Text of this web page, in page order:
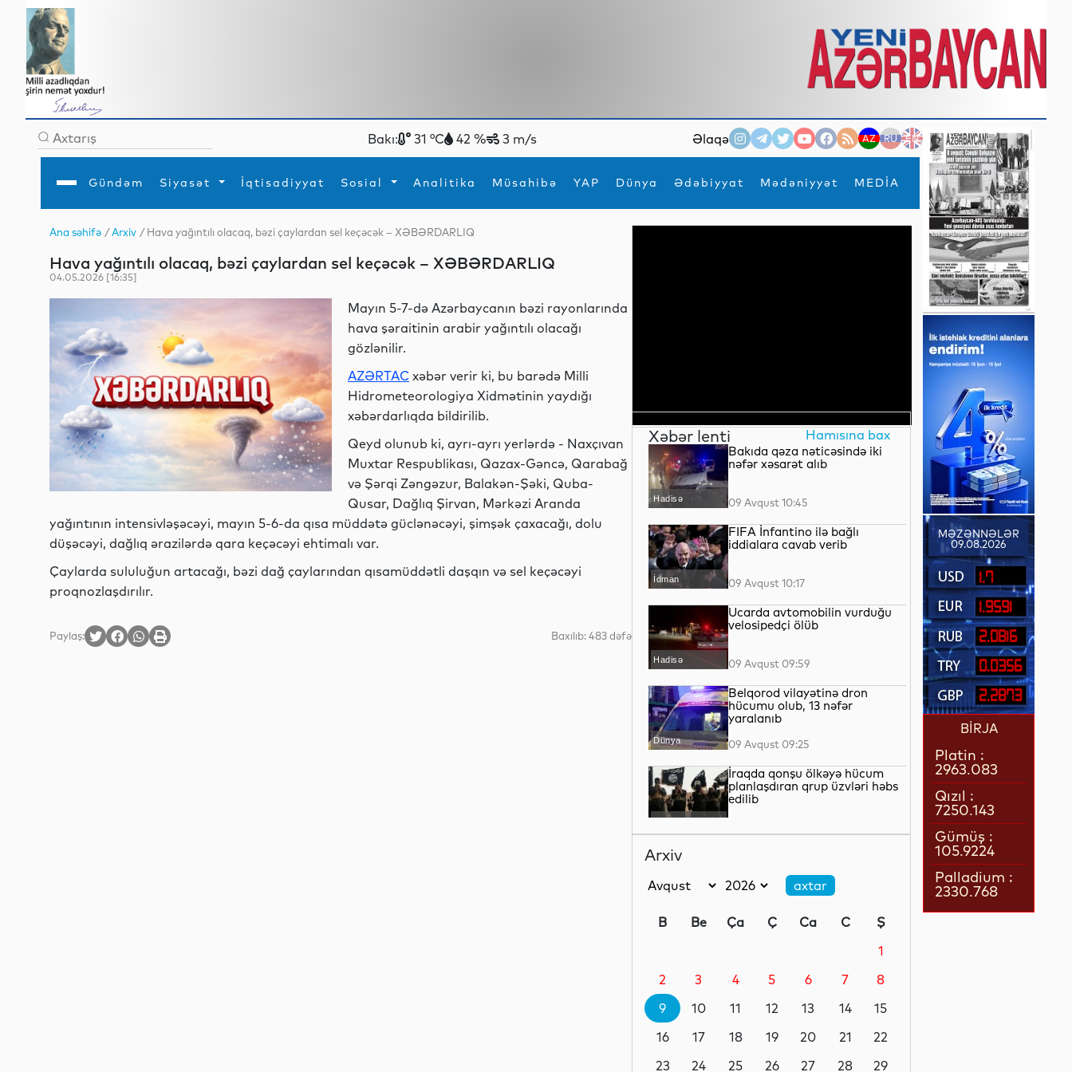
Bakı: 31 °C 42 % 3 m/s Əlaqə AZ RU EN
Gündəm Siyasət İqtisadiyyat Sosial Analitika Müsahibə YAP Dünya Ədəbiyyat Mədəniyyət MEDİA
×
Gündəm
İqtisadiyyat
Analitika
Mədəniyyət
Müsahibə
MEDİA
Xarici siyasətTurizm
Hadisə
İdmanYeni texnologiyalar
Ana səhifə /Arxiv / Hava yağıntılı olacaq, bəzi çaylardan sel keçəcək – XƏBƏRDARLIQ
Hava yağıntılı olacaq, bəzi çaylardan sel keçəcək – XƏBƏRDARLIQ
04.05.2026 [16:35]
Mayın 5-7-də Azərbaycanın bəzi rayonlarında
hava şəraitinin arabir yağıntılı olacağı
gözlənilir.
AZƏRTAC xəbər verir ki, bu barədə Milli
Hidrometeorologiya Xidmətinin yaydığı
xəbərdarlıqda bildirilib.
Qeyd olunub ki, ayrı-ayrı yerlərdə - Naxçıvan
Muxtar Respublikası, Qazax-Gəncə, Qarabağ
və Şərqi Zəngəzur, Balakən-Şəki, Quba-
Qusar, Dağlıq Şirvan, Mərkəzi Aranda
yağıntının intensivləşəcəyi, mayın 5-6-da qısa müddətə güclənəcəyi, şimşək çaxacağı, dolu
düşəcəyi, dağlıq ərazilərdə qara keçəcəyi ehtimalı var.
Çaylarda sululuğun artacağı, bəzi dağ çaylarından qısamüddətli daşqın və sel keçəcəyi
proqnozlaşdırılır.
Paylaş: Baxılıb: 483 dəfə
Xəbər lenti Hamısına bax
Hadisə
Bakıda qəza nəticəsində iki
nəfər xəsarət alıb
09 Avqust 10:45
İdman
FIFA İnfantino ilə bağlı
iddialara cavab verib
09 Avqust 10:17
Hadisə
Ucarda avtomobilin vurduğu
velosipedçi ölüb
09 Avqust 09:59
Dünya
Belqorod vilayətinə dron
hücumu olub, 13 nəfər
yaralanıb
09 Avqust 09:25
Dünya
İraqda qonşu ölkəyə hücum
planlaşdıran qrup üzvləri həbs
edilib
arasında davamlı sülhün əldə
edilməsi səylərini dəstəkləyir
Dünya 09 Avqust 08:03
Siyasət
Marko Rubio: ABŞ Azərbaycan
sadiqdir
09 Avqust 00:20
Arxiv
B Be Ça Ç Ca C
Ş
1
2
3 4 5 6 7
8
9
10 11 12 13 14
15
16
17 18 19 20 21
22
23
24 25 26 27 28
29
MƏZƏNNƏLƏR
09.08.2026
1.7
1.9591
2.0816
0.0356
2.2873
BİRJA
Platin :
2963.083
Qızıl :
7250.143
Gümüş :
105.9224
Palladium :
2330.768